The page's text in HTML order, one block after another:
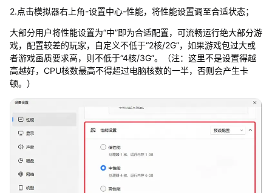
2.点击模拟器右上角-设置中心-性能，将性能设置调至合适状态；
大部分用户将性能设置为“中”即为合适配置，可流畅运行绝大部分游
戏，配置较差的玩家，自定义不低于“2核/2G”，如果游戏包过大或
者游戏画质要求高，则不低于“4核/3G”。（注：这里不是设置得越
高越好，CPU核数最高不得超过电脑核数的一半，否则会产生卡
顿。）